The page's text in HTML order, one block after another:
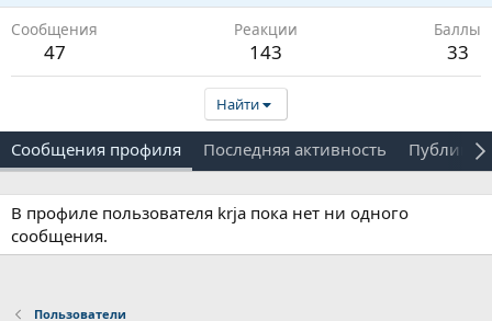
Сообщения
47
Реакции
143
Баллы
33
Найти
Сообщения профиля Последняя активность
В профиле пользователя krja пока нет ни одного
сообщения.
Пользователи